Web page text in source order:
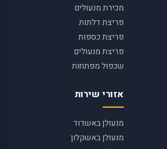
מכירת מנעולים
פריצת דלתות
פריצת כספות
פריצת מנעולים
שכפול מפתחות
אזורי שירות
מנעולן באשדוד
מנעולן באשקלון